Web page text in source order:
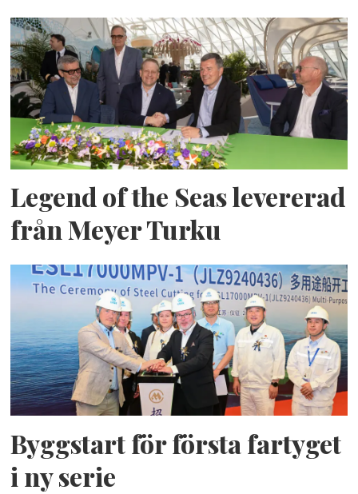
Legend of the Seas levererad
från Meyer Turku
Byggstart för första fartyget
i ny serie